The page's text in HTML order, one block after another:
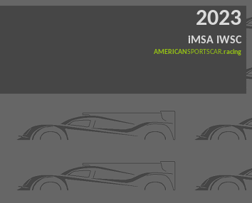
2023
iMSA IWSC
AMERICANSPORTSCAR.racing